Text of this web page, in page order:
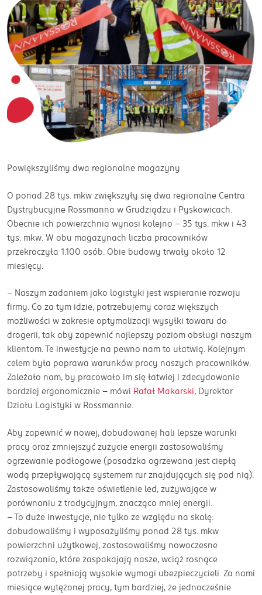
Powiększyliśmy dwa regionalne magazyny
O ponad 28 tys. mkw zwiększyły się dwa regionalne Centra
Dystrybucyjne Rossmanna w Grudziądzu i Pyskowicach.
Obecnie ich powierzchnia wynosi kolejno – 35 tys. mkw i 43
tys. mkw. W obu magazynach liczba pracowników
przekroczyła 1.100 osób. Obie budowy trwały około 12
miesięcy.
– Naszym zadaniem jako logistyki jest wspieranie rozwoju
firmy. Co za tym idzie, potrzebujemy coraz większych
możliwości w zakresie optymalizacji wysyłki towaru do
drogerii, tak aby zapewnić najlepszy poziom obsługi naszym
klientom. Te inwestycje na pewno nam to ułatwią. Kolejnym
celem była poprawa warunków pracy naszych pracowników.
Zależało nam, by pracowało im się łatwiej i zdecydowanie
bardziej ergonomicznie – mówi Rafał Makarski, Dyrektor
Działu Logistyki w Rossmannie.
Aby zapewnić w nowej, dobudowanej hali lepsze warunki
pracy oraz zmniejszyć zużycie energii zastosowaliśmy
ogrzewanie podłogowe (posadzka ogrzewana jest ciepłą
wodą przepływającą systemem rur znajdujących się pod nią).
Zastosowaliśmy także oświetlenie led, zużywające w
porównaniu z tradycyjnym, znacząco mniej energii.
– To duże inwestycje, nie tylko ze względu na skalę:
dobudowaliśmy i wyposażyliśmy ponad 28 tys. mkw
powierzchni użytkowej, zastosowaliśmy nowoczesne
rozwiązania, które zaspakajają nasze, wciąż rosnące
potrzeby i spełniają wysokie wymogi ubezpieczycieli. Za nami
miesiące wytężonej pracy, tym bardziej, że jednocześnie